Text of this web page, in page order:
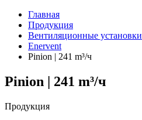
Главная
Продукция
Вентиляционные установки
Enervent
Pinion | 241 m³/ч
Pinion | 241 m³/ч
Продукция